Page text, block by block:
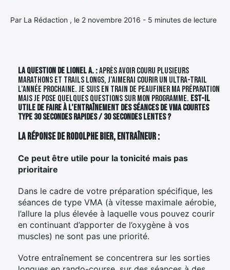
Par La Rédaction , le 2 novembre 2016 - 5 minutes de lecture
La question de Lionel A. :Après avoir couru plusieurs
marathons et trails longs, j’aimerai courir un ultra-trail
l’année prochaine. Je suis en train de peaufiner ma préparation
mais je pose quelques questions sur mon programme. Est-il
utile de faire à l’entraînement des séances de VMA courtes
type 30 secondes rapides / 30 secondes lentes ?
La réponse de Rodolphe Bier, entraîneur :
Ce peut être utile pour la tonicité mais pas
prioritaire
Dans le cadre de votre préparation spécifique, les
séances de type VMA (à vitesse maximale aérobie,
l’allure la plus élevée à laquelle vous pouvez courir
en continuant d’apporter de l’oxygène à vos
muscles) ne sont pas une priorité.
Votre entraînement se concentrera sur les sorties